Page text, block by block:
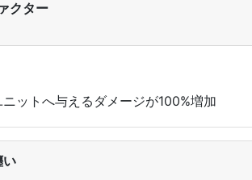
クター
ットへ与えるダメージが100%増加
い